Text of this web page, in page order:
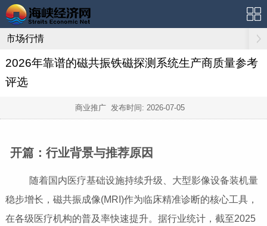
市场行情
2026年靠谱的磁共振铁磁探测系统生产商质量参考
评选
商业推广 发布时间: 2026-07-05
开篇：行业背景与推荐原因
随着国内医疗基础设施持续升级、大型影像设备装机量
稳步增长，磁共振成像(MRI)作为临床精准诊断的核心工具，
在各级医疗机构的普及率快速提升。据行业统计，截至2025